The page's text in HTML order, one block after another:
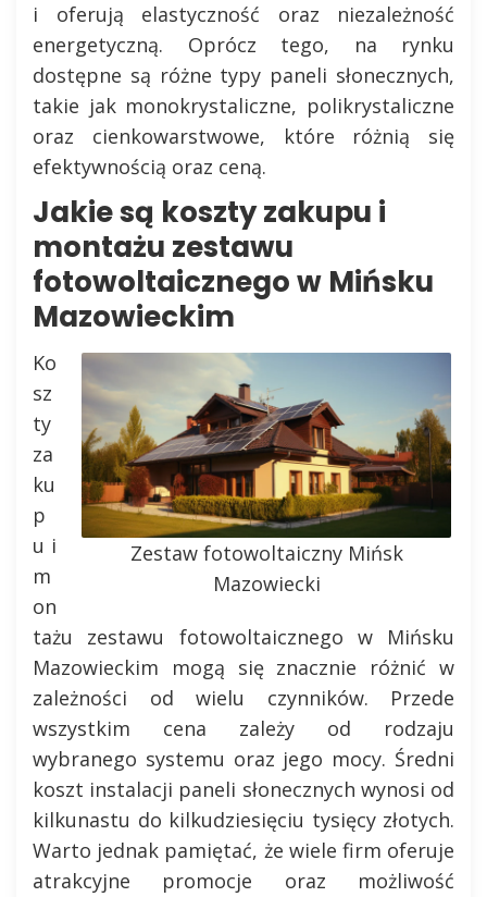
i oferują elastyczność oraz niezależność
energetyczną. Oprócz tego, na rynku
dostępne są różne typy paneli słonecznych,
takie jak monokrystaliczne, polikrystaliczne
oraz cienkowarstwowe, które różnią się
efektywnością oraz ceną.
Jakie są koszty zakupu i
montażu zestawu
fotowoltaicznego w Mińsku
Mazowieckim
Zestaw fotowoltaiczny Mińsk
Mazowiecki
Ko
sz
ty
za
ku
p
u i
m
on
tażu zestawu fotowoltaicznego w Mińsku
Mazowieckim mogą się znacznie różnić w
zależności od wielu czynników. Przede
wszystkim cena zależy od rodzaju
wybranego systemu oraz jego mocy. Średni
koszt instalacji paneli słonecznych wynosi od
kilkunastu do kilkudziesięciu tysięcy złotych.
Warto jednak pamiętać, że wiele firm oferuje
atrakcyjne promocje oraz możliwość